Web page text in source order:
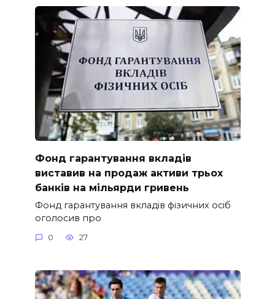
Фонд гарантування вкладів
виставив на продаж активи трьох
банків на мільярди гривень
Фонд гарантування вкладів фізичних осіб
оголосив про
0 27